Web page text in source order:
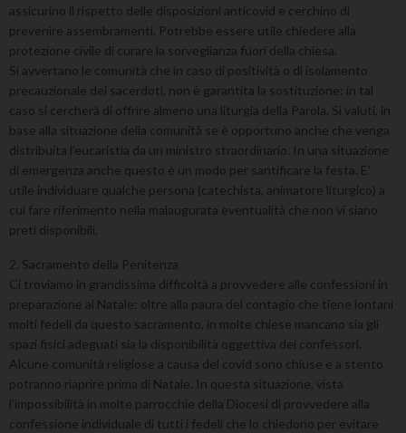
assicurino il rispetto delle disposizioni anticovid e cerchino di
prevenire assembramenti. Potrebbe essere utile chiedere alla
protezione civile di curare la sorveglianza fuori della chiesa.
Si avvertano le comunità che in caso di positività o di isolamento
precauzionale dei sacerdoti, non è garantita la sostituzione: in tal
caso si cercherà di offrire almeno una liturgia della Parola. Si valuti, in
base alla situazione della comunità se è opportuno anche che venga
distribuita l’eucaristia da un ministro straordinario. In una situazione
di emergenza anche questo è un modo per santificare la festa. E’
utile individuare qualche persona (catechista, animatore liturgico) a
cui fare riferimento nella malaugurata eventualità che non vi siano
preti disponibili.
2. Sacramento della Penitenza
Ci troviamo in grandissima difficoltà a provvedere alle confessioni in
preparazione al Natale: oltre alla paura del contagio che tiene lontani
molti fedeli da questo sacramento, in molte chiese mancano sia gli
spazi fisici adeguati sia la disponibilità oggettiva dei confessori.
Alcune comunità religiose a causa del covid sono chiuse e a stento
potranno riaprire prima di Natale. In questa situazione, vista
l’impossibilità in molte parrocchie della Diocesi di provvedere alla
confessione individuale di tutti i fedeli che lo chiedono per evitare